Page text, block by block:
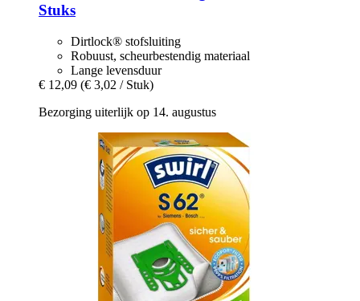
Stuks
Dirtlock® stofsluiting
Robuust, scheurbestendig materiaal
Lange levensduur
€ 12,09 (€ 3,02 / Stuk)
Bezorging uiterlijk op 14. augustus